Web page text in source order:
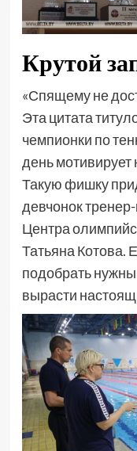
Крутой
«Спящему не
Эта цитата
чемпионки по
день
Такую фишку
девчонок
Центра
Татьяна Котова.
подобрать
вырасти